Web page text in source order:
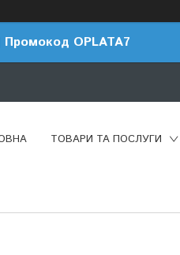
OPLATA7
ТОВАРИ ТА ПОСЛУГИ